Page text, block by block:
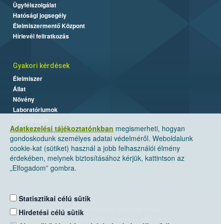
Adatkezelési tájékoztatónkban megismerheti, hogyan
gondoskodunk személyes adatai védelméről. Weboldalunk
cookie-kat (sütiket) használ a jobb felhasználói élmény
érdekében, melynek biztosításához kérjük, kattintson az
„Elfogadom” gombra.
Statisztikai célú sütik
Hirdetési célú sütik
Ügyfélszolgálat
Hatósági jogsegély
Élelmiszermentő Központ
Hírlevél feliratkozás
Gyakori kérdések
Élelmiszer
Állat
Növény
Laboratóriumok
Nemzeti Élelmiszerlánc-biztonsági Hivatal